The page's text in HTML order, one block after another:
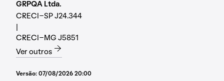
GRPQA Ltda.
CRECI-SP J24.344
CRECI-MG J5851
Ver outros
Versão: 07/08/2026 20:00